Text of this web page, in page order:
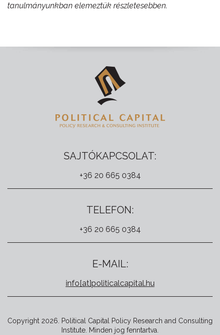
tanulmányunkban elemeztük részletesebben.
SAJTÓKAPCSOLAT:
+36 20 665 0384
TELEFON:
+36 20 665 0384
E-MAIL:
info[at]politicalcapital.hu
Copyright 2026. Political Capital Policy Research and Consulting
Institute. Minden jog fenntartva.